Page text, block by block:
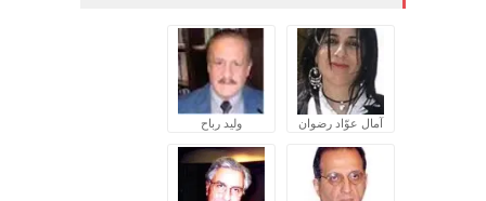
آمال عوّاد رضوان وليد رباح